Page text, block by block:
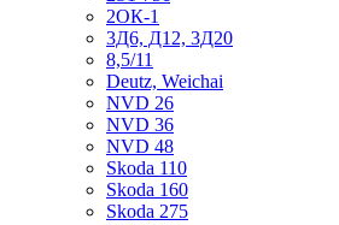
2ОК-1
3Д6, Д12, 3Д20
8,5/11
Deutz, Weichai
NVD 26
NVD 36
NVD 48
Skoda 110
Skoda 160
Skoda 275